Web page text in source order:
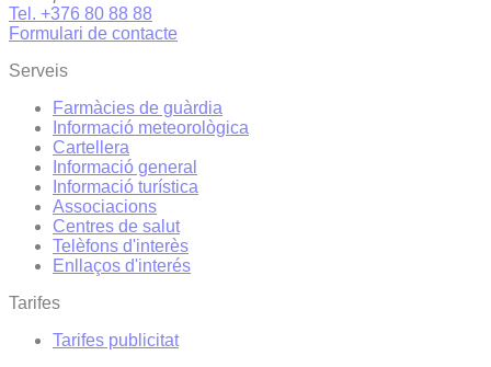
Tel. +376 80 88 88
Formulari de contacte
Serveis
Farmàcies de guàrdia
Informació meteorològica
Cartellera
Informació general
Informació turística
Associacions
Centres de salut
Telèfons d'interès
Enllaços d'interés
Tarifes
Tarifes publicitat